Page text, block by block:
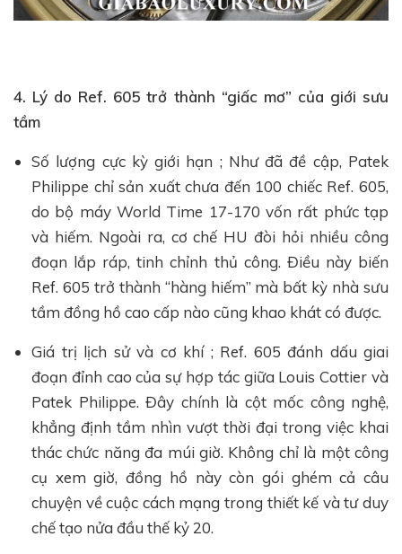
4. Lý do Ref. 605 trở thành “giấc mơ” của giới sưu
tầm
Số lượng cực kỳ giới hạn ; Như đã đề cập, Patek
Philippe chỉ sản xuất chưa đến 100 chiếc Ref. 605,
do bộ máy World Time 17-170 vốn rất phức tạp
và hiếm. Ngoài ra, cơ chế HU đòi hỏi nhiều công
đoạn lắp ráp, tinh chỉnh thủ công. Điều này biến
Ref. 605 trở thành “hàng hiếm” mà bất kỳ nhà sưu
tầm đồng hồ cao cấp nào cũng khao khát có được.
Giá trị lịch sử và cơ khí ; Ref. 605 đánh dấu giai
đoạn đỉnh cao của sự hợp tác giữa Louis Cottier và
Patek Philippe. Đây chính là cột mốc công nghệ,
khẳng định tầm nhìn vượt thời đại trong việc khai
thác chức năng đa múi giờ. Không chỉ là một công
cụ xem giờ, đồng hồ này còn gói ghém cả câu
chuyện về cuộc cách mạng trong thiết kế và tư duy
chế tạo nửa đầu thế kỷ 20.